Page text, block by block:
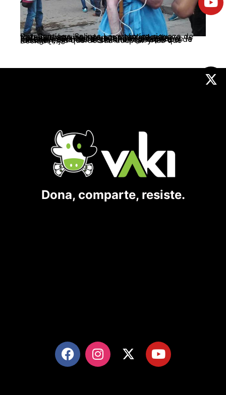
Por: Santiago Salinas La auténtica riqueza de toda nación viene de sus trabajadores y trabajadoras: pocas veces se redistribuye apropiadamente, la mayoría es riqueza usurpada. Sin embargo, el trabajador tiene la potencia para labrar un futuro prospero o de miseria, según las decisiones que sobre él recaigan, las que decida aceptar y las que decida […]
Dona, comparte, resiste.